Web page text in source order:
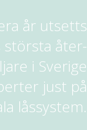
år utsetts
största åter-
i Sverige
just på
låssystem.